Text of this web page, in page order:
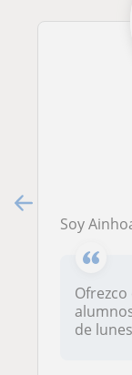
Soy Ainhoa, estudiante
de